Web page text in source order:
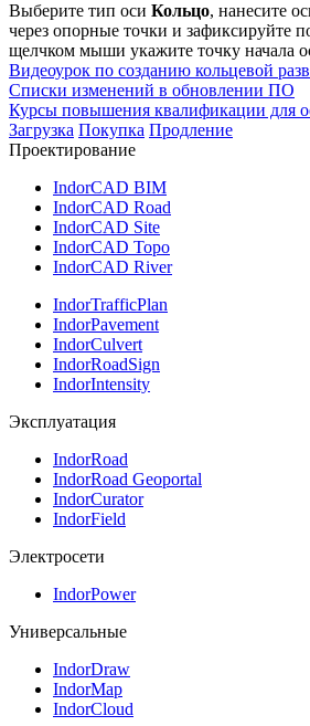
Выберите тип оси Кольцо, нанесите
через опорные точки и зафиксируйте
щелчком мыши укажите точку начала
Видеоурок по созданию кольцевой
Списки изменений в обновлении ПО
Курсы повышения квалификации для
Загрузка Покупка Продление
Проектирование
IndorCAD BIM
IndorCAD Road
IndorCAD Site
IndorCAD Topo
IndorCAD River
IndorTrafficPlan
IndorPavement
IndorCulvert
IndorRoadSign
IndorIntensity
Эксплуатация
IndorRoad
IndorRoad Geoportal
IndorCurator
IndorField
Электросети
IndorPower
Универсальные
IndorDraw
IndorMap
IndorCloud